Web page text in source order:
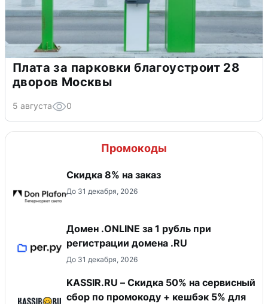
Плата за парковки благоустроит 28
дворов Москвы
5 августа 0
Промокоды
Скидка 8% на заказ
До 31 декабря, 2026
Домен .ONLINE за 1 рубль при
регистрации домена .RU
До 31 декабря, 2026
KASSIR.RU – Скидка 50% на сервисный
сбор по промокоду + кешбэк 5% для